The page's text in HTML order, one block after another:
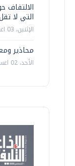
الالتفاف
التي لا
الإثنين، 03 اغسطس 2026 10:00 ص
محاذير
الأحد، 02 اغسطس 2026 11:09 ص